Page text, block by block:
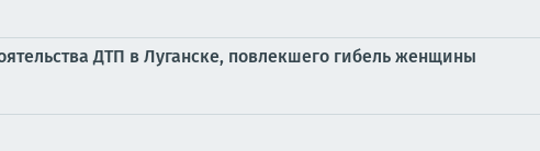
ДТП в Луганске, повлекшего гибель женщины